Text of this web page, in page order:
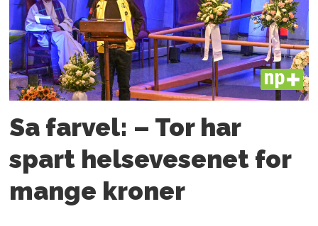
PLUS
Sa farvel: – Tor har
spart helsevesenet for
mange kroner